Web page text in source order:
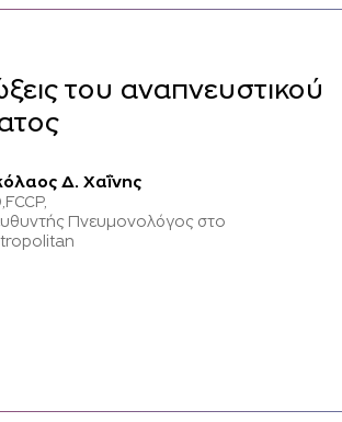
του αναπνευστικού
Δ. Χαΐνης
Πνευμονολόγος στο